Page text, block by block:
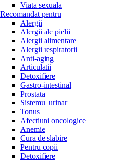
Viata sexuala
Recomandat pentru
Alergii
Alergii ale pielii
Alergii alimentare
Alergii respiratorii
Anti-aging
Articulatii
Detoxifiere
Gastro-intestinal
Prostata
Sistemul urinar
Tonus
Afectiuni oncologice
Anemie
Cura de slabire
Pentru copii
Detoxifiere